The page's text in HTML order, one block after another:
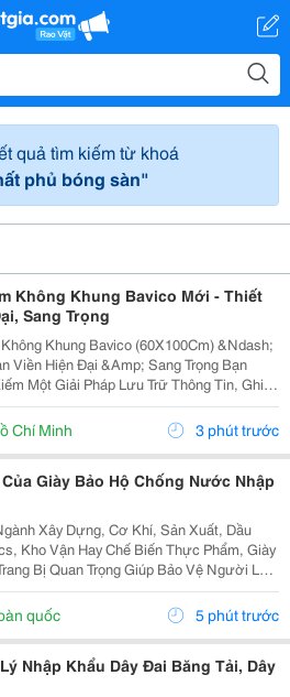
quả tìm kiếm từ khoá
phủ bóng sàn"
Không Khung Bavico Mới - Thiết
Sang Trọng
Khung Bavico (60X100Cm) &Ndash;
Viền Hiện Đại &Amp; Sang Trọng Bạn
Một Giải Pháp Lưu Trữ Thông Tin, Ghi
Vừa Tiện Lợi Vừa Nâng Tầm Thẩm Mỹ
Gian Sống Và Làm Việc? Bảng Ghim
Chí Minh 3 phút trước
Giày Bảo Hộ Chống Nước Nhập
Xây Dựng, Cơ Khí, Sản Xuất, Dầu
Kho Vận Hay Chế Biến Thực Phẩm, Giày
Bị Quan Trọng Giúp Bảo Vệ Người Lao
Nguy Cơ Tiềm Ẩn Trong Môi Trường
Với Những Công Việc Thường Xuyên...
quốc 5 phút trước
Nhập Khẩu Dây Đai Băng Tải, Dây